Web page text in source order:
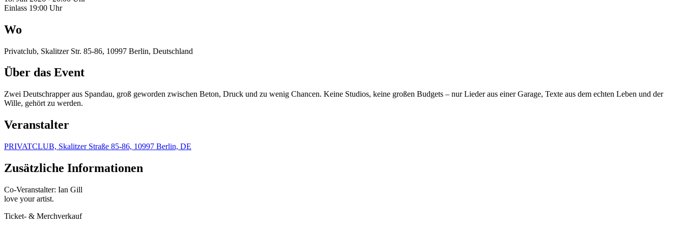
Einlass 19:00 Uhr
Wo
Privatclub, Skalitzer Str. 85-86, 10997 Berlin, Deutschland
Über das Event
Zwei Deutschrapper aus Spandau, groß geworden zwischen Beton, Druck und zu wenig Chancen. Keine Studios, keine großen Budgets – nur Lieder aus einer Garage, Texte aus dem echten Leben und der
Wille, gehört zu werden.
Veranstalter
PRIVATCLUB, Skalitzer Straße 85-86, 10997 Berlin, DE
Zusätzliche Informationen
Co-Veranstalter: Ian Gill
love your artist.
Ticket- & Merchverkauf